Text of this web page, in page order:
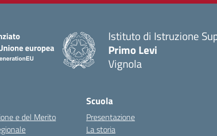
Istituto di Istruzione
Primo Levi
Vignola
e del Merito
Scuola
Presentazione
La storia